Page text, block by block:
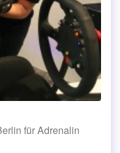
für Adrenalin